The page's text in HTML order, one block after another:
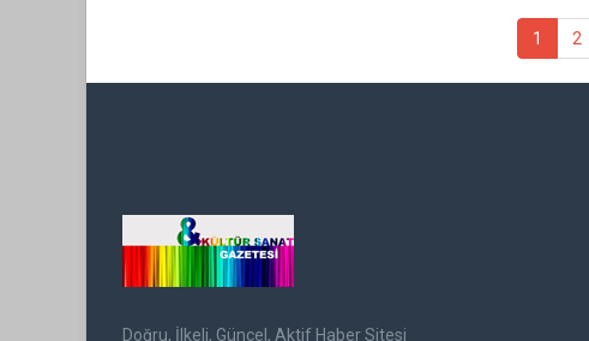
1 2
Doğru, İlkeli, Güncel, Aktif Haber Sitesi